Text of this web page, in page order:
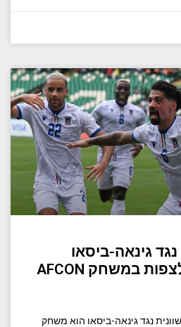
גינאה-ביסאו
בשידור חי: איך לצפות במשחק AFCON
נגד גינאה-ביסאו הוא משחק